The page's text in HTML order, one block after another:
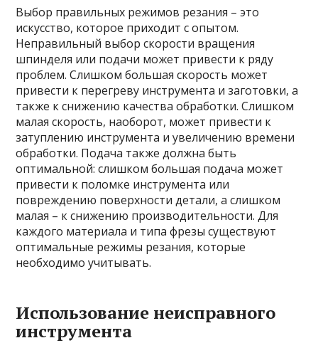
Выбор правильных режимов резания – это
искусство, которое приходит с опытом.
Неправильный выбор скорости вращения
шпинделя или подачи может привести к ряду
проблем. Слишком большая скорость может
привести к перегреву инструмента и заготовки, а
также к снижению качества обработки. Слишком
малая скорость, наоборот, может привести к
затуплению инструмента и увеличению времени
обработки. Подача также должна быть
оптимальной: слишком большая подача может
привести к поломке инструмента или
повреждению поверхности детали, а слишком
малая – к снижению производительности. Для
каждого материала и типа фрезы существуют
оптимальные режимы резания, которые
необходимо учитывать.
Использование неисправного
инструмента